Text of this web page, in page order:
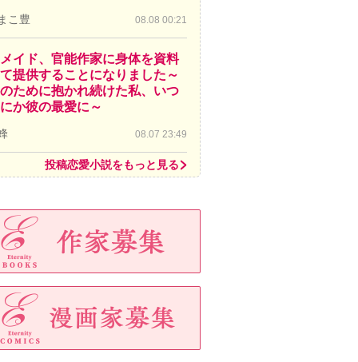
こ豊 08.08 00:21
イド、官能作家に身体を資料
提供することになりました～
ために抱かれ続けた私、いつ
か彼の最愛に～
08.07 23:49
投稿恋愛小説をもっと見る